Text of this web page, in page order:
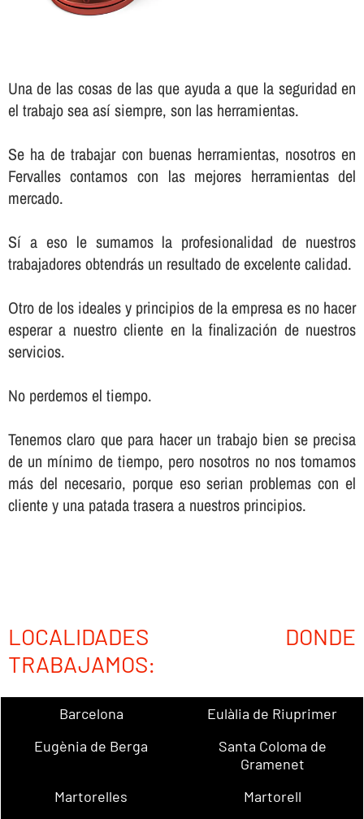
Una de las cosas de las que ayuda a que la seguridad en
el trabajo sea así­ siempre, son las herramientas.
Se ha de trabajar con buenas herramientas, nosotros en
Fervalles contamos con las mejores herramientas del
mercado.
Sí­ a eso le sumamos la profesionalidad de nuestros
trabajadores obtendrás un resultado de excelente calidad.
Otro de los ideales y principios de la empresa es no hacer
esperar a nuestro cliente en la finalización de nuestros
servicios.
No perdemos el tiempo.
Tenemos claro que para hacer un trabajo bien se precisa
de un mí­nimo de tiempo, pero nosotros no nos tomamos
más del necesario, porque eso serian problemas con el
cliente y una patada trasera a nuestros principios.
LOCALIDADES DONDE
TRABAJAMOS:
Barcelona
Eulàlia de Riuprimer
Eugènia de Berga
Santa Coloma de
Gramenet
Martorelles
Martorell